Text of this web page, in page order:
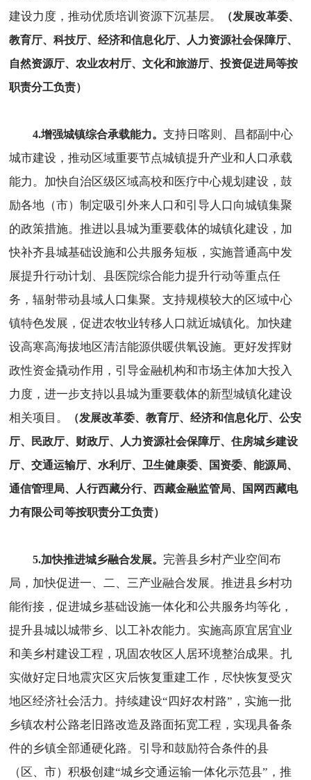
建设力度，推动优质培训资源下沉基层。
（发展改革委、
教育厅、科技厅、经济和信息化厅、人力资源社会保障厅、
自然资源厅、农业农村厅、文化和旅游厅、投资促进局等按
职责分工负责）
4.增强城镇综合承载能力。支持日喀则、昌都副中心
城市建设，推动区域重要节点城镇提升产业和人口承载
能力。加快自治区级区域高校和医疗中心规划建设，鼓
励各地（市）制定吸引外来人口和引导人口向城镇集聚
的政策措施。推进以县城为重要载体的城镇化建设，加
快补齐县城基础设施和公共服务短板，实施普通高中发
展提升行动计划、县医院综合能力提升行动等重点任
务，辐射带动县域人口集聚。支持规模较大的区域中心
镇特色发展，促进农牧业转移人口就近城镇化。加快建
设高寒高海拔地区清洁能源供暖供氧设施。更好发挥财
政性资金撬动作用，引导金融机构和市场主体加大投入
力度，进一步支持以县城为重要载体的新型城镇化建设
相关项目。
（发展改革委、教育厅、经济和信息化厅、公安
厅、民政厅、财政厅、人力资源社会保障厅、住房城乡建设
厅、交通运输厅、水利厅、卫生健康委、国资委、能源局、
通信管理局、人行西藏分行、西藏金融监管局、国网西藏电
力有限公司等按职责分工负责）
5.加快推进城乡融合发展。 完善县乡村产业空间布
局，加快促进一、二、三产业融合发展。推进县乡村功
能衔接，促进城乡基础设施一体化和公共服务均等化，
提升县城以城带乡、以工补农能力。实施高原宜居宜业
和美乡村建设工程，巩固农牧区人居环境整治成果。扎
实做好定日地震灾区灾后恢复重建工作，尽快恢复受灾
地区经济社会活力。持续建设“四好农村路”，实施一批
乡镇农村公路老旧路改造及路面拓宽工程，实现具备条
件的乡镇全部通硬化路。引导和鼓励符合条件的县
（区、市）积极创建“城乡交通运输一体化示范县”，推